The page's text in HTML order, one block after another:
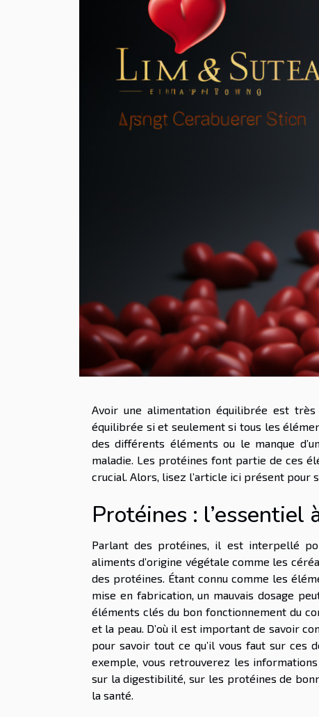
Avoir une alimentation équilibrée est
équilibrée si et seulement si tous les
des différents éléments ou le manque
maladie. Les protéines font partie de ces
crucial. Alors, lisez l’article ici présent pour
Protéines : l’essentiel
Parlant des protéines, il est interpellé
aliments d’origine végétale comme les
des protéines. Étant connu comme les
mise en fabrication, un mauvais dosage
éléments clés du bon fonctionnement du
et la peau. D’où il est important de savoir
pour savoir tout ce qu’il vous faut sur ces
exemple, vous retrouverez les
sur la digestibilité, sur les protéines de
la santé.